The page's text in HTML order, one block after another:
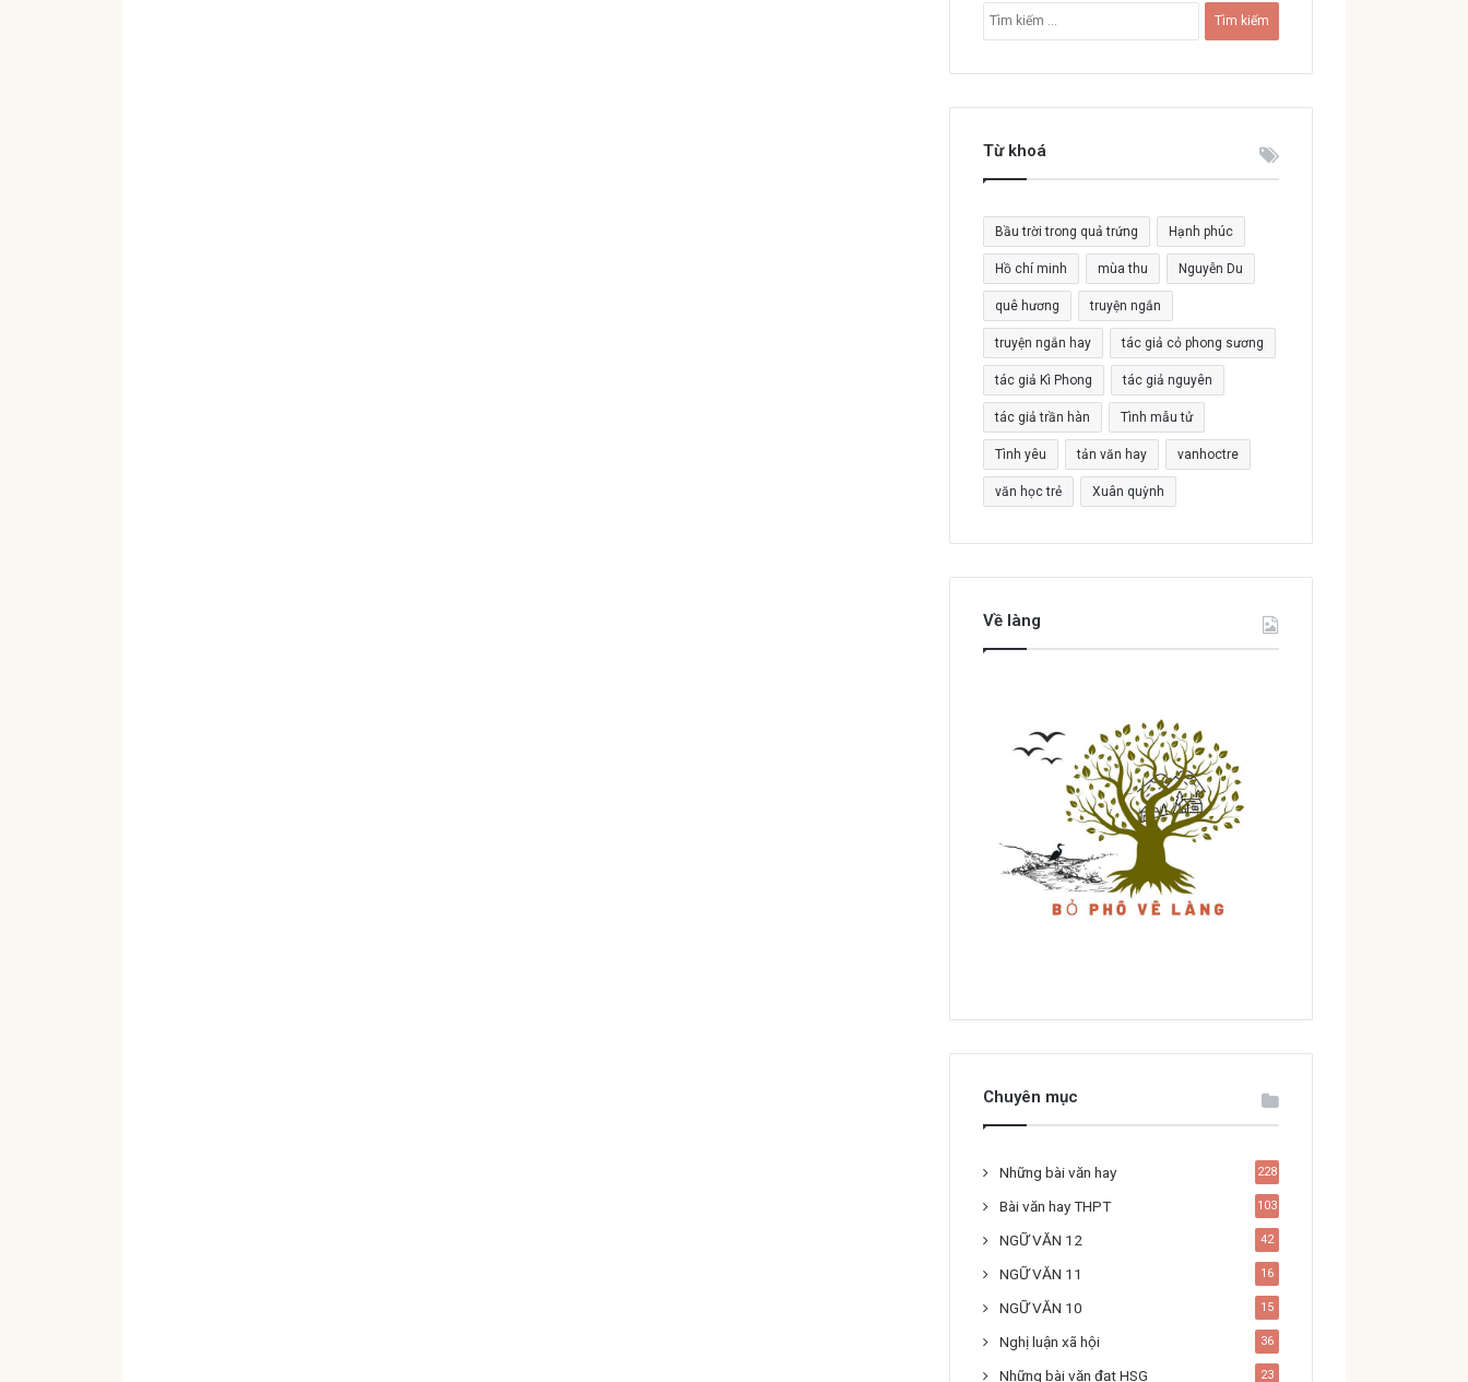
ì
i
c
o
:
Từ khoá
Bầu trời trong quả trứng Hạnh phúc
Hồ chí minh mùa thu Nguyễn Du
quê hương truyện ngắn
truyện ngắn hay tác giả cỏ phong sương
tác giả Kì Phong tác giả nguyên
tác giả trần hàn Tình mẫu tử
Tình yêu tản văn hay vanhoctre
văn học trẻ Xuân quỳnh
Về làng
Chuyên mục
Những bài văn hay 228
Bài văn hay THPT 103
NGỮ VĂN 12 42
NGỮ VĂN 11 16
NGỮ VĂN 10 15
Nghị luận xã hội 36
Những bài văn đạt HSG 23